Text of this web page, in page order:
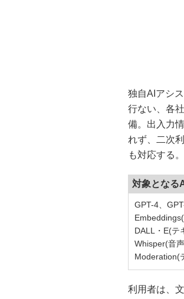
独自AIアシ
行ない、各
備。出入力
れず、二次
も対応する。
対象となる
GPT-4、
DALL・E(テ
Whisper(音
Moderation(
利用者は、